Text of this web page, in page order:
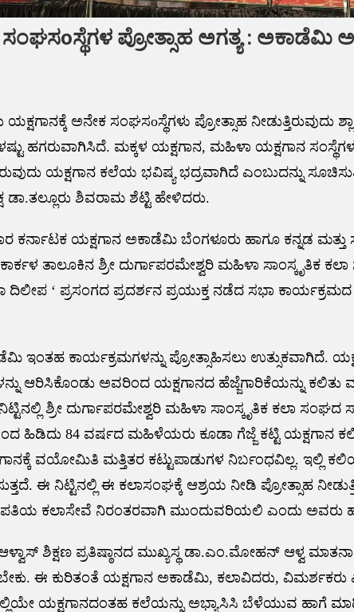
ಸಂಘಸoಸ್ಥೆಗಳ ಪ್ರೋತ್ಸಾಹ ಅಗತ್ಯ : ಅಕಾಡೆಮಿ
ಅನೇಕ ಸಂಘಸoಸ್ಥೆಗಳು ಪ್ರೋತ್ಸಾಹ
ಹಗರುವಾಗಿಸಿದೆ. ಮಕ್ಕಳ ಯಕ್ಷಗಾನ, ಮಹಿಳಾ ಯಕ್ಷಗಾನ
ಯಕ್ಷಗಾನ ಕಲೆಯ ಭವಿಷ್ಯ ಭದ್ರವಾಗಿದೆ ಎಂಬುದನ್ನು
ಡಾ.ತಲ್ಲೂರು ಶಿವರಾಮ ಶೆಟ್ಟಿ ಹೇಳಿದರು.
ಕರ್ನಾಟಕ ಯಕ್ಷಗಾನ ಅಕಾಡೆಮಿ ಬೆಂಗಳೂರು ಹಾಗೂ ಕನ್ನಡ
ತಾಲೂಕಿನ ಶ್ರೀ ದುರ್ಗಾಪರಮೇಶ್ವರಿ ಮಹಿಳಾ ಸಾಂಸ್ಕೃತಿಕ
ದಿಲೀಪ ‘ ಪ್ರಸಂಗದ ಪ್ರದರ್ಶನ ಪ್ರಯುಕ್ತ ನಡೆದ ಸಭಾ ಕಾರ್ಯಕ್ರಮದ
ಇಂತಹ ಕಾರ್ಯಕ್ರಮಗಳನ್ನು ಪ್ರೋತ್ಸಾಹಿಸಲು ಉತ್ಸುಕವಾಗಿದೆ.
ಆರಿಸಿಕೊಂಡು ಅವರಿಂದ ಯಕ್ಷಗಾನದ ಹೆಜ್ಜೆಗಾರಿಕೆಯನ್ನು
ಶ್ರೀ ದುರ್ಗಾಪರಮೇಶ್ವರಿ ಮಹಿಳಾ ಸಾಂಸ್ಕೃತಿಕ ಕಲಾ
ಹಿಡಿದು 84 ವರ್ಷದ ಮಹಿಳೆಯರು ಕೂಡಾ ಗೆಜ್ಜೆ ಕಟ್ಟಿ ಯಕ್ಷಗಾನ
ವಯೋಮಿತಿ ಮತ್ತಿತರ ಕಟ್ಟುಪಾಡುಗಳ ನಿರ್ಬಂಧವಿಲ್ಲ. ಇಲ್ಲಿ
ಈ ನಿಟ್ಟಿನಲ್ಲಿ ಈ ಕಲಾಸಂಘಕ್ಕೆ ಆಶ್ರಯ ನೀಡಿ ಪ್ರೋತ್ಸಾಹ
ಕಲಾಸೇವೆ ನಿರಂತರವಾಗಿ ಮುಂದುವರಿಯಲಿ ಎಂದು ಅವರು
ಶಿಕ್ಷಣ ಪ್ರತಿಷ್ಠಾನದ ಮುಖ್ಯಸ್ಥ ಡಾ.ಎಂ.ಮೋಹನ್ ಆಳ್ವ
ಈ ಕುರಿತಂತೆ ಯಕ್ಷಗಾನ ಅಕಾಡೆಮಿ, ಕಲಾವಿದರು, ವಿಮರ್ಶಕರು
ಯಕ್ಷಗಾನದಂತಹ ಕಲೆಯನ್ನು ಅಭ್ಯಾಸಿಸಿ ಬೆಳೆಯುವ ಹಾಗೆ